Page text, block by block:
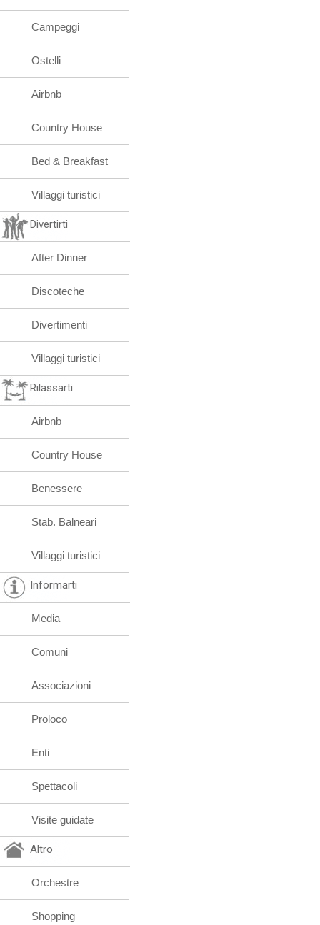
Campeggi
Ostelli
Airbnb
Country House
Bed & Breakfast
Villaggi turistici
Divertirti
After Dinner
Discoteche
Divertimenti
Villaggi turistici
Rilassarti
Airbnb
Country House
Benessere
Stab. Balneari
Villaggi turistici
Informarti
Media
Comuni
Associazioni
Proloco
Enti
Spettacoli
Visite guidate
Altro
Orchestre
Shopping